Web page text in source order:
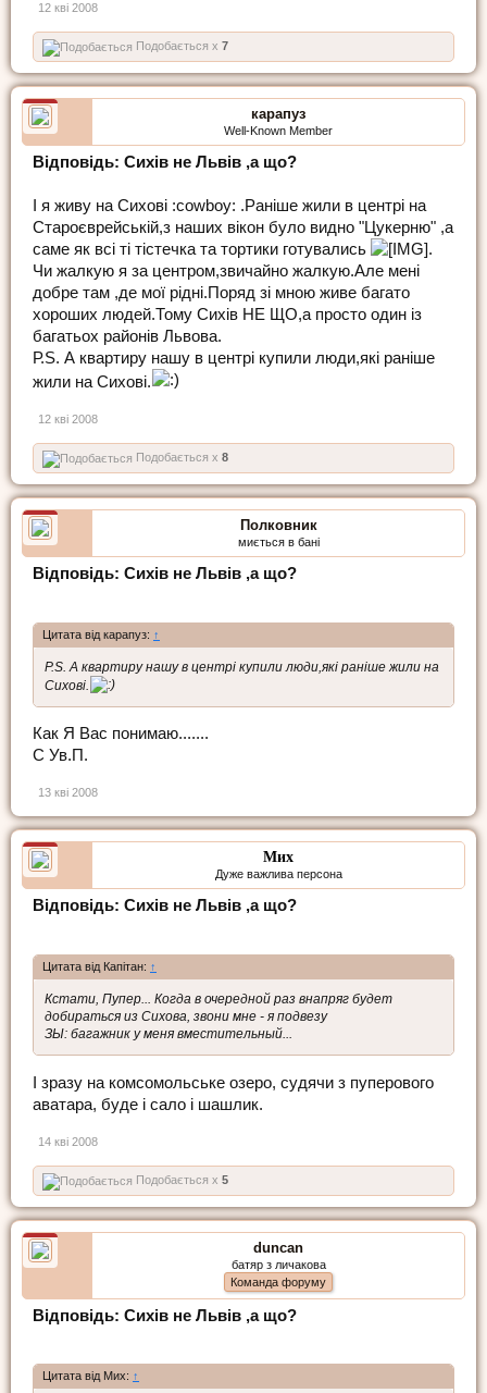
12 кві 2008
Подобається x 7
карапуз
Well-Known Member
Відповідь: Сихів не Львів ,а що?
І я живу на Сихові :cowboy: .Раніше жили в центрі на
Староєврейській,з наших вікон було видно "Цукерню" ,а
саме як всі ті тістечка та тортики готувались
.
Чи жалкую я за центром,звичайно жалкую.Але мені
добре там ,де мої рідні.Поряд зі мною живе багато
хороших людей.Тому Сихів НЕ ЩО,а просто один із
багатьох районів Львова.
Р.S. А квартиру нашу в центрі купили люди,які раніше
жили на Сихові.
12 кві 2008
Подобається x 8
Полковник
миється в бані
Відповідь: Сихів не Львів ,а що?
Цитата від карапуз: ↑
Р.S. А квартиру нашу в центрі купили люди,які раніше жили на
Сихові.
Как Я Вас понимаю.......
С Ув.П.
13 кві 2008
Мих
Дуже важлива персона
Відповідь: Сихів не Львів ,а що?
Цитата від Капітан: ↑
Кстати, Пупер... Когда в очередной раз внапряг будет
добираться из Сихова, звони мне - я подвезу
ЗЫ: багажник у меня вместительный...
І зразу на комсомольське озеро, судячи з пуперового
аватара, буде і сало і шашлик.
14 кві 2008
Подобається x 5
duncan
батяр з личакова
Команда форуму
Відповідь: Сихів не Львів ,а що?
Цитата від Мих: ↑